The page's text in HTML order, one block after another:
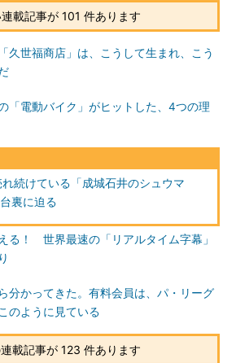
載記事が 101 件あります
久世福商店」は、こうして生まれ、こう
「電動バイク」がヒットした、4つの理
続けている「成城石井のシュウマ
裏に迫る
る！ 世界最速の「リアルタイム字幕」
分かってきた。有料会員は、パ・リーグ
のように見ている
載記事が 123 件あります